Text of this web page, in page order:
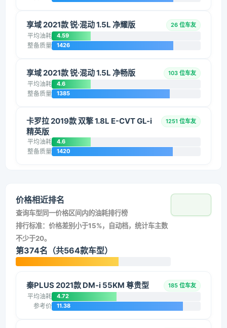
享域 2021款 锐·混动 1.5L 净耀版 26 位车友
平均油耗 4.59
整备质量 1426
享域 2021款 锐·混动 1.5L 净畅版 103 位车友
平均油耗 4.6
整备质量 1385
卡罗拉 2019款 双擎 1.8L E-CVT GL-i
精英版
1251 位车友
平均油耗 4.6
整备质量 1420
价格相近排名
查询车型同一价格区间内的油耗排行榜
排行标准：价格差别小于15%，自动档，统计车主数
不少于20。
第374名（共564款车型）
秦PLUS 2021款 DM-i 55KM 尊贵型 185 位车友
平均油耗 4.72
参考价 11.38